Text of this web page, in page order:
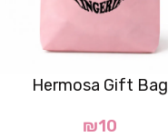
Hermosa Gift Bag
₪10